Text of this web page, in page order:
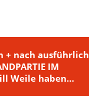
+ nach
IM
Weile haben…